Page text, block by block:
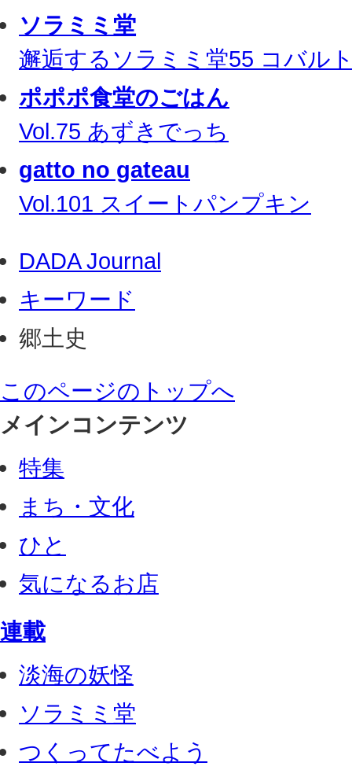
ソラミミ堂
邂逅するソラミミ堂55 コバル
ポポポ食堂のごはん
Vol.75 あずきでっち
gatto no gateau
Vol.101 スイートパンプキン
DADA Journal
キーワード
郷土史
このページのトップへ
メインコンテンツ
特集
まち・文化
ひと
気になるお店
連載
淡海の妖怪
ソラミミ堂
つくってたべよう